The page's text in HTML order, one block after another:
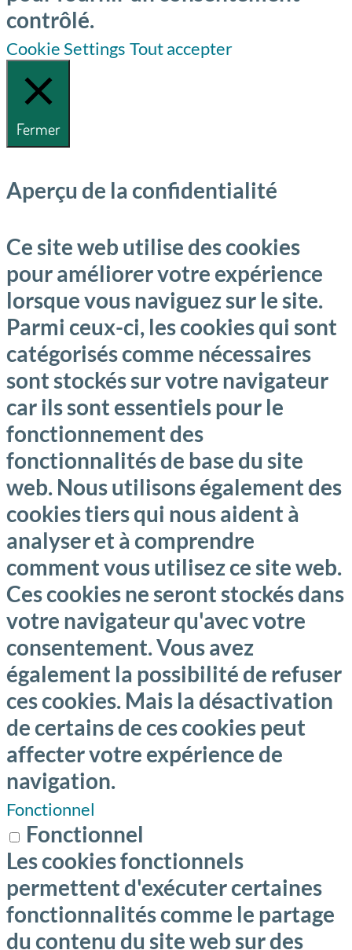
contrôlé.
Cookie Settings Tout accepter
Fermer
Aperçu de la confidentialité
Ce site web utilise des cookies
pour améliorer votre expérience
lorsque vous naviguez sur le site.
Parmi ceux-ci, les cookies qui sont
catégorisés comme nécessaires
sont stockés sur votre navigateur
car ils sont essentiels pour le
fonctionnement des
fonctionnalités de base du site
web. Nous utilisons également des
cookies tiers qui nous aident à
analyser et à comprendre
comment vous utilisez ce site web.
Ces cookies ne seront stockés dans
votre navigateur qu'avec votre
consentement. Vous avez
également la possibilité de refuser
ces cookies. Mais la désactivation
de certains de ces cookies peut
affecter votre expérience de
navigation.
Fonctionnel
Fonctionnel
Les cookies fonctionnels
permettent d'exécuter certaines
fonctionnalités comme le partage
du contenu du site web sur des